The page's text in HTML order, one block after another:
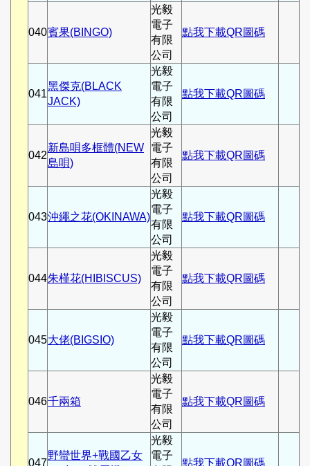
040賓果(BINGO)
光毅
電子
有限
公司
點我下載QR圖碼
041
黑傑克(BLACK
JACK)
光毅
電子
有限
公司
點我下載QR圖碼
042
新島唄多框體(NEW
島唄)
光毅
電子
有限
公司
點我下載QR圖碼
043沖繩之花(OKINAWA)
光毅
電子
有限
公司
點我下載QR圖碼
044朱槿花(HIBISCUS)
光毅
電子
有限
公司
點我下載QR圖碼
045大佬(BIGSIO)
光毅
電子
有限
公司
點我下載QR圖碼
046千兩箱
光毅
電子
有限
公司
點我下載QR圖碼
047
野蠻世界+戰國乙女
光毅
電子
點我下載QR圖碼